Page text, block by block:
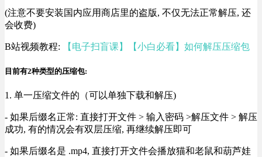
(注意不要安装国内应用商店里的盗版, 不仅无法正常解压, 还
会收费)
B站视频教程: 【电子扫盲课】【小白必看】如何解压压缩包
目前有2种类型的压缩包:
1. 单一压缩文件的（可以单独下载和解压)
- 如果后缀名正常: 直接打开文件 > 输入密码 >解压文件 > 解压
成功, 有的情况会有双层压缩, 再继续解压即可
- 如果后缀名是 .mp4, 直接打开文件会播放猫和老鼠和葫芦娃